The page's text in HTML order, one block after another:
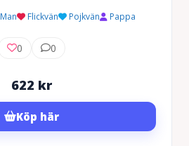
Man Flickvän Pojkvän Pappa
0 0
622 kr
Köp här